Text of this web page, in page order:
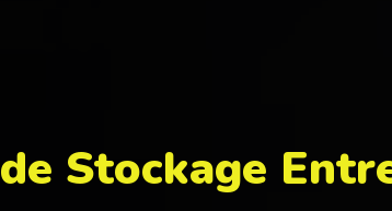
de Stockage